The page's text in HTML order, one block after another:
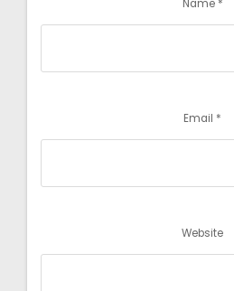
Name *
Email *
Website